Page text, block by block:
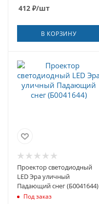
412 ₽/шт
В КОРЗИНУ
Проектор светодиодный
LED Эра уличный
Падающий снег (Б0041644)
Под заказ